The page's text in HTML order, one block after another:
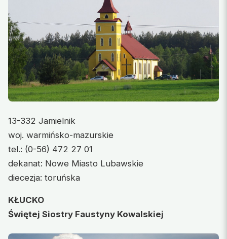
13-332 Jamielnik
woj. warmińsko-mazurskie
tel.: (0-56) 472 27 01
dekanat: Nowe Miasto Lubawskie
diecezja: toruńska
KŁUCKO
Świętej Siostry Faustyny Kowalskiej